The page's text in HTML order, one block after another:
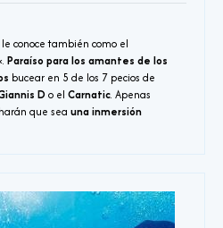
conoce también como el
Paraíso para los amantes de los
bucear en 5 de los 7 pecios de
Do el Carnatic. Apenas
que sea una inmersión